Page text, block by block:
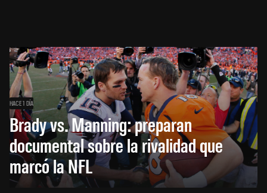
HACE 1 DÍA
Brady vs. Manning: preparan
documental sobre la rivalidad que
marcó la NFL